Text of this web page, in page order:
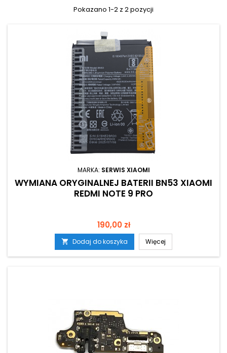
Pokazano 1-2 z 2 pozycji
MARKA: SERWIS XIAOMI
WYMIANA ORYGINALNEJ BATERII BN53 XIAOMI
REDMI NOTE 9 PRO
Cena
190,00 zł
 Dodaj do koszyka Więcej